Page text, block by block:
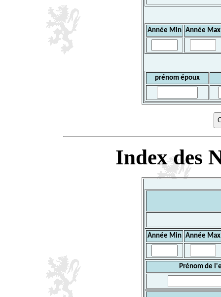
Année Min Année Max
prénom époux
Index des
Année Min Année Max
Prénom de